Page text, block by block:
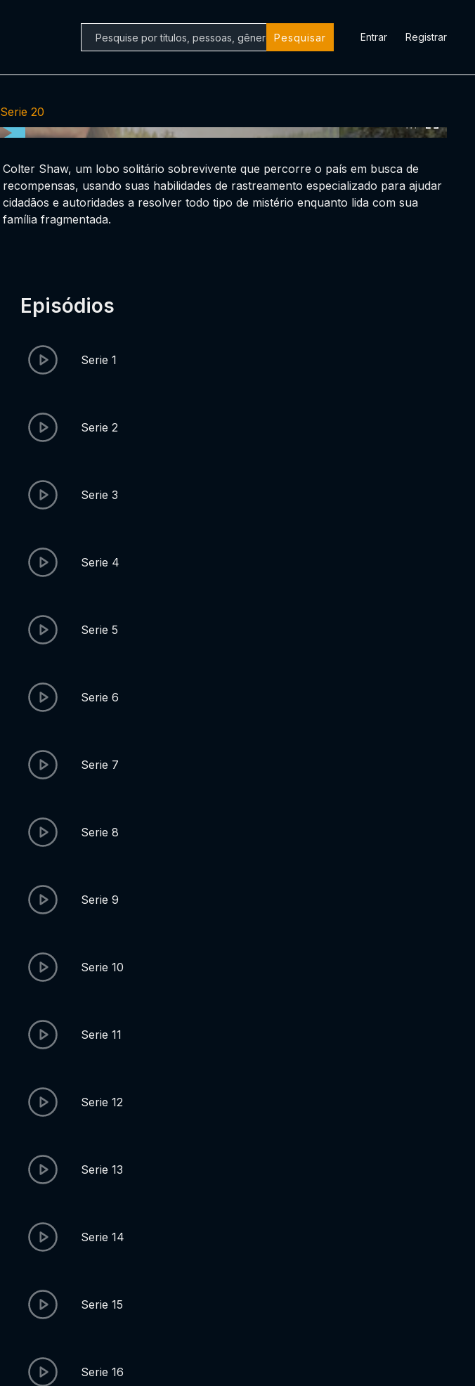
Pesquisar Entrar Registrar
Serie 20
Colter Shaw, um lobo solitário sobrevivente que percorre o país em busca de
recompensas, usando suas habilidades de rastreamento especializado para ajudar
cidadãos e autoridades a resolver todo tipo de mistério enquanto lida com sua
família fragmentada.
Episódios
Serie 1
Serie 2
Serie 3
Serie 4
Serie 5
Serie 6
Serie 7
Serie 8
Serie 9
Serie 10
Serie 11
Serie 12
Serie 13
Serie 14
Serie 15
Serie 16